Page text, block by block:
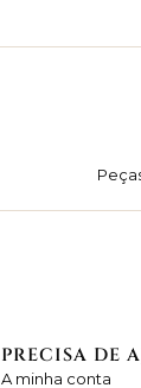
PRECISA DE
A minha conta